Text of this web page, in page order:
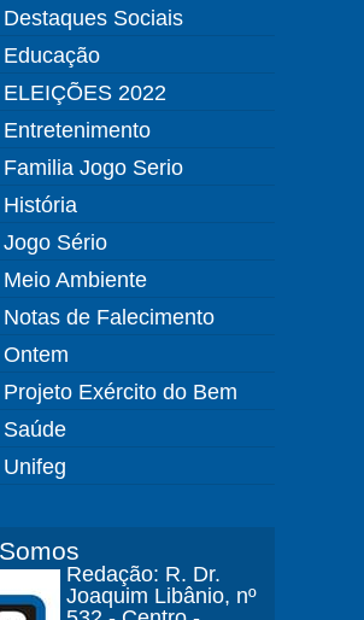
Destaques Sociais
Educação
ELEIÇÕES 2022
Entretenimento
Familia Jogo Serio
História
Jogo Sério
Meio Ambiente
Notas de Falecimento
Ontem
Projeto Exército do Bem
Saúde
Unifeg
Redação: R. Dr.
Joaquim Libânio, nº